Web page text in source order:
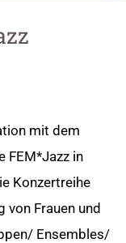
mit dem
FEM*Jazz in
Konzertreihe
von Frauen und
Ensembles/